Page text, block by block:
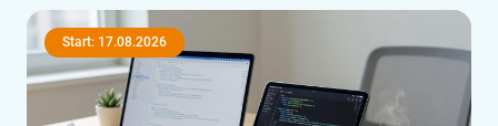
Start: 17.08.2026